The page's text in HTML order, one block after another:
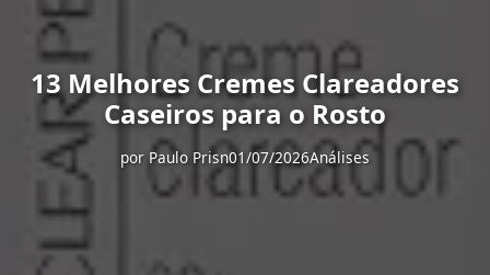
13 Melhores Cremes Clareadores
Caseiros para o Rosto
por Paulo Prisn01/07/2026Análises